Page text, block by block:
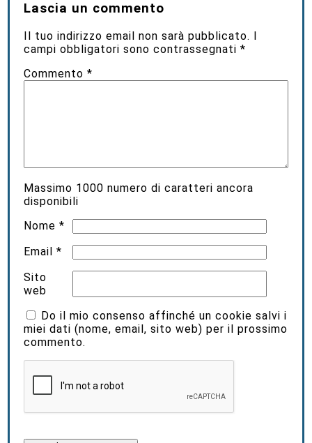
Lascia un commento
Il tuo indirizzo email non sarà pubblicato. I
campi obbligatori sono contrassegnati*
Commento*
Massimo 1000 numero di caratteri ancora
disponibili
Nome*
Email*
Sito
web
Do il mio consenso affinché un cookie salvi i
miei dati (nome, email, sito web) per il prossimo
commento.